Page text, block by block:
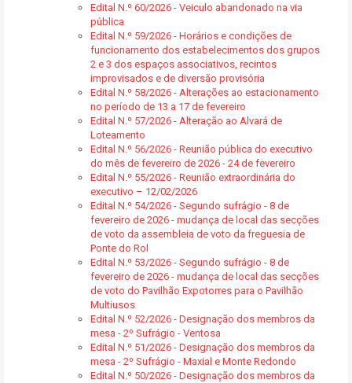
Edital N.º 60/2026 - Veiculo abandonado na via
pública
Edital N.º 59/2026 - Horários e condições de
funcionamento dos estabelecimentos dos grupos
2 e 3 dos espaços associativos, recintos
improvisados e de diversão provisória
Edital N.º 58/2026 - Alterações ao estacionamento
no período de 13 a 17 de fevereiro
Edital N.º 57/2026 - Alteração ao Alvará de
Loteamento
Edital N.º 56/2026 - Reunião pública do executivo
do mês de fevereiro de 2026 - 24 de fevereiro
Edital N.º 55/2026 - Reunião extraordinária do
executivo – 12/02/2026
Edital N.º 54/2026 - Segundo sufrágio - 8 de
fevereiro de 2026 - mudança de local das secções
de voto da assembleia de voto da freguesia de
Ponte do Rol
Edital N.º 53/2026 - Segundo sufrágio - 8 de
fevereiro de 2026 - mudança de local das secções
de voto do Pavilhão Expotorres para o Pavilhão
Multiusos
Edital N.º 52/2026 - Designação dos membros da
mesa - 2º Sufrágio - Ventosa
Edital N.º 51/2026 - Designação dos membros da
mesa - 2º Sufrágio - Maxial e Monte Redondo
Edital N.º 50/2026 - Designação dos membros da